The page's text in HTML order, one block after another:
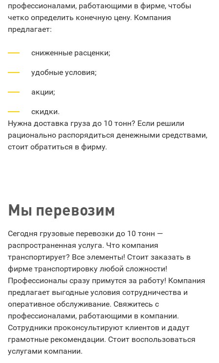
профессионалами, работающими в фирме, чтобы
четко определить конечную цену. Компания
предлагает:
сниженные расценки;
удобные условия;
акции;
скидки.
Нужна доставка груза до 10 тонн? Если решили
рационально распорядиться денежными средствами,
стоит обратиться в фирму.
Мы перевозим
Сегодня грузовые перевозки до 10 тонн —
распространенная услуга. Что компания
транспортирует? Все элементы! Стоит заказать в
фирме транспортировку любой сложности!
Профессионалы сразу примутся за работу! Компания
предлагает выгодные условия сотрудничества и
оперативное обслуживание. Свяжитесь с
профессионалами, работающими в компании.
Сотрудники проконсультируют клиентов и дадут
грамотные рекомендации. Стоит воспользоваться
услугами компании.